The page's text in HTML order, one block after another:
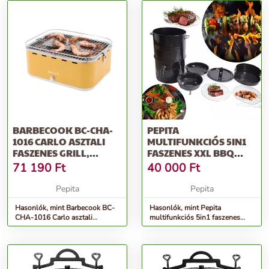
BARBECOOK BC-CHA-
1016 CARLO ASZTALI
FASZENES GRILL,
SÁRGA, 44X33X21CM
71 190 Ft
Pepita
Hasonlók, mint Barbecook BC-
CHA-1016 Carlo asztali
faszenes grill, sárga,
PEPITA
MULTIFUNKCIÓS 5IN1
FASZENES XXL BBQ
GRILL ÉS FÜSTÖLŐ
SZETT...
40 000 Ft
Pepita
Hasonlók, mint Pepita
multifunkciós 5in1 faszenes
XXL BBQ Grill és Füstölő